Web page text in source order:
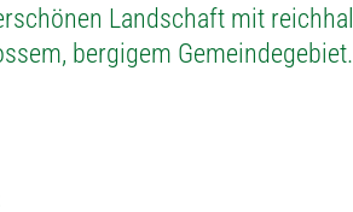
Landschaft mit
bergigem